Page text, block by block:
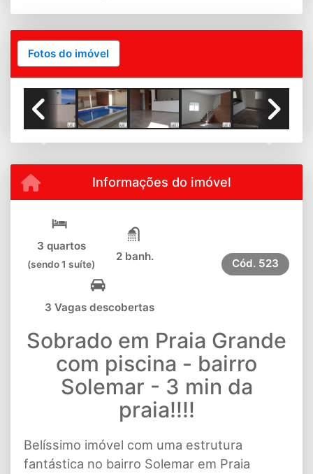
Fotos do imóvel
Previous Next
Informações do imóvel
3 quartos
(sendo 1 suíte)
2 banh.
3 Vagas descobertas
Cód. 523
Sobrado em Praia Grande
com piscina - bairro
Solemar - 3 min da
praia!!!!
Belíssimo imóvel com uma estrutura
fantástica no bairro Solemar em Praia